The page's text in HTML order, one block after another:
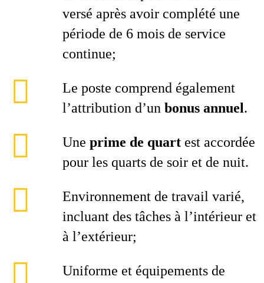
versé après avoir complété une
période de 6 mois de service
continue;
Le poste comprend également
l’attribution d’un bonus annuel.
Une prime de quart est accordée
pour les quarts de soir et de nuit.
Environnement de travail varié,
incluant des tâches à l’intérieur et
à l’extérieur;
Uniforme et équipements de